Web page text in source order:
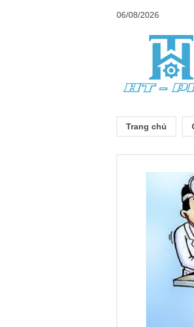
06/08/2026
Trang chủ